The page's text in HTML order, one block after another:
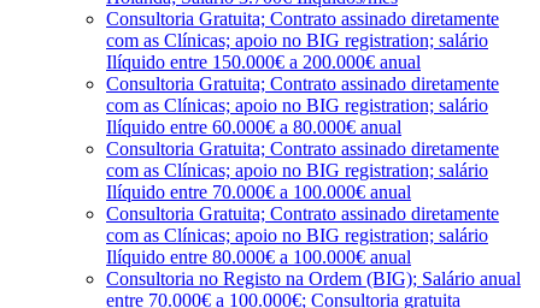
Consultoria Gratuita; Contrato assinado diretamente
com as Clínicas; apoio no BIG registration; salário
Ilíquido entre 150.000€ a 200.000€ anual
Consultoria Gratuita; Contrato assinado diretamente
com as Clínicas; apoio no BIG registration; salário
Ilíquido entre 60.000€ a 80.000€ anual
Consultoria Gratuita; Contrato assinado diretamente
com as Clínicas; apoio no BIG registration; salário
Ilíquido entre 70.000€ a 100.000€ anual
Consultoria Gratuita; Contrato assinado diretamente
com as Clínicas; apoio no BIG registration; salário
Ilíquido entre 80.000€ a 100.000€ anual
Consultoria no Registo na Ordem (BIG); Salário anual
entre 70.000€ a 100.000€; Consultoria gratuita